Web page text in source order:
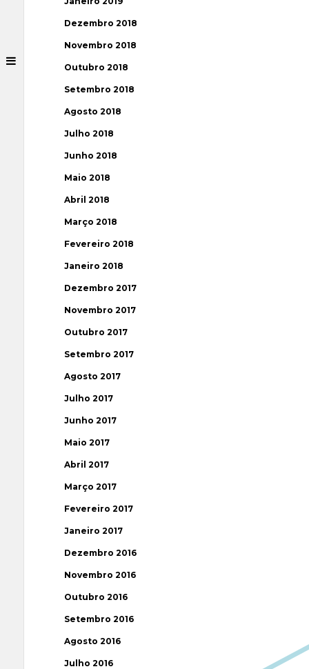
Dezembro 2018
Novembro 2018
Outubro 2018
Setembro 2018
Agosto 2018
Julho 2018
Junho 2018
Maio 2018
Abril 2018
Março 2018
Fevereiro 2018
Janeiro 2018
Dezembro 2017
Novembro 2017
Outubro 2017
Setembro 2017
Agosto 2017
Julho 2017
Junho 2017
Maio 2017
Abril 2017
Março 2017
Fevereiro 2017
Janeiro 2017
Dezembro 2016
Novembro 2016
Outubro 2016
Setembro 2016
Agosto 2016
Julho 2016